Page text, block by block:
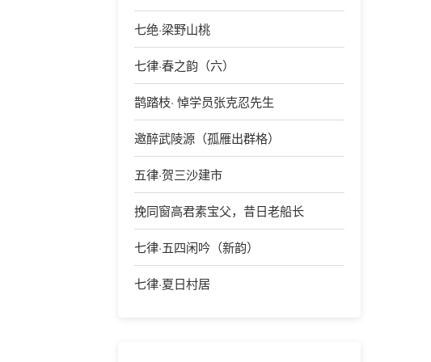
七绝·梁野山桃
七律·春之韵（六）
鹊踏枝· 悼学员张克忍先生
邀醉武陵源（孤雁出群格）
五律·贺三沙建市
挽同窗高君素宝父，昔日老船长
七律·五四闲吟（新韵）
七律·夏日村居